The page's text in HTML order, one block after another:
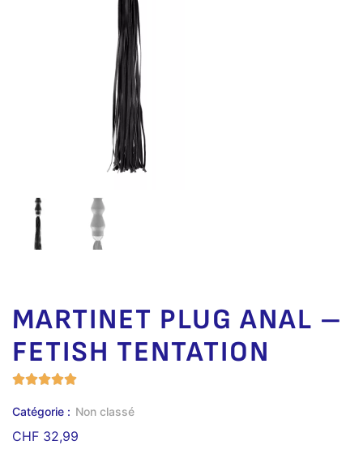
MARTINET PLUG ANAL –
FETISH TENTATION
Catégorie : Non classé
CHF 32,99